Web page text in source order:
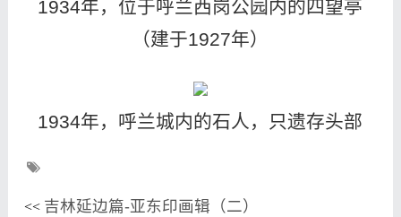
1934年，位于呼兰西岗公园内的四望亭
（建于1927年）
1934年，呼兰城内的石人，只遗存头部
<< 吉林延边篇-亚东印画辑（二）